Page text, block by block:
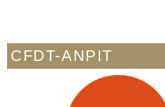
CFDT-ANPIT